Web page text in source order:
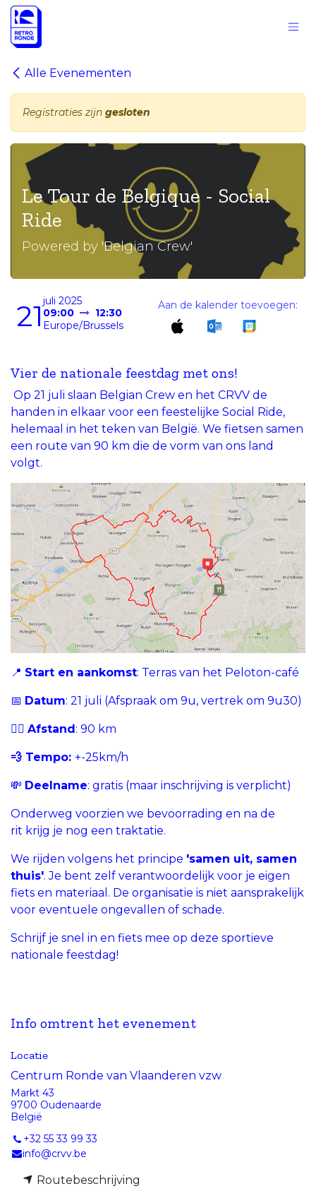
Overslaan naar inhoud
Alle Evenementen
Registraties zijn gesloten
Le Tour de Belgique - Social
Ride
Powered by 'Belgian Crew'
21juli 2025
09:00
12:30
Europe/Brussels
Aan de kalender toevoegen:
Vier de nationale feestdag met ons!
Op 21 juli slaan Belgian Crew en het CRVV de
handen in elkaar voor een feestelijke Social Ride,
helemaal in het teken van België. We fietsen samen
een route van 90 km die de vorm van ons land
volgt.
📍 Start en aankomst: Terras van het Peloton-café
📅 Datum: 21 juli (Afspraak om 9u, vertrek om 9u30)
🚴‍♂️ Afstand: 90 km
💨 Tempo: +-25km/h
💸 Deelname: gratis (maar inschrijving is verplicht)
Onderweg voorzien we bevoorrading en na de
rit krijg je nog een traktatie.
We rijden volgens het principe 'samen uit, samen
thuis'. Je bent zelf verantwoordelijk voor je eigen
fiets en materiaal. De organisatie is niet aansprakelijk
voor eventuele ongevallen of schade.
Schrijf je snel in en fiets mee op deze sportieve
nationale feestdag!
Info omtrent het evenement
Locatie
Centrum Ronde van Vlaanderen vzw
Markt 43
9700 Oudenaarde
België
+32 55 33 99 33
info@crvv.be
Routebeschrijving